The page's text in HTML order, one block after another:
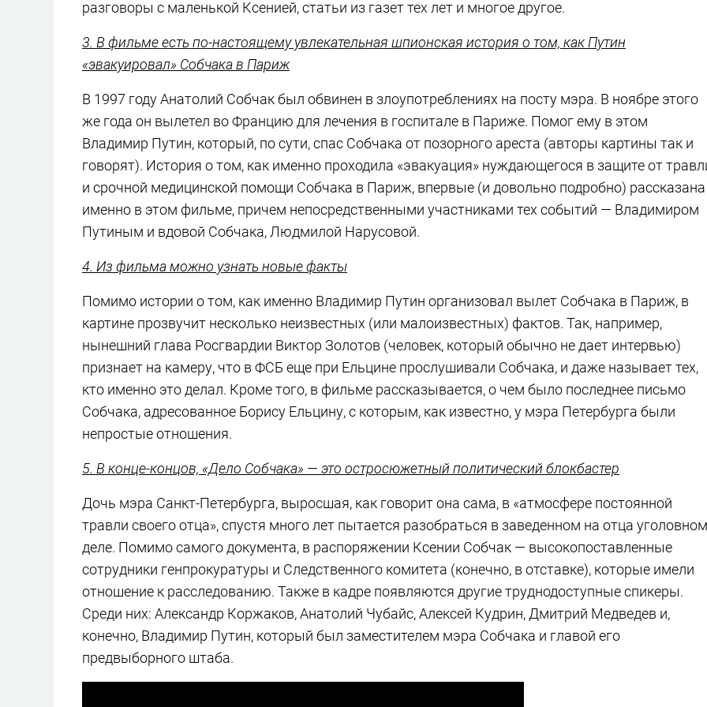
разговоры с маленькой Ксенией, статьи из газет тех лет и многое другое.
3. В фильме есть по-настоящему увлекательная шпионская история о том, как Путин
«эвакуировал» Собчака в Париж
В 1997 году Анатолий Собчак был обвинен в злоупотреблениях на посту мэра. В ноябре этого
же года он вылетел во Францию для лечения в госпитале в Париже. Помог ему в этом
Владимир Путин, который, по сути, спас Собчака от позорного ареста (авторы картины так и
говорят). История о том, как именно проходила «эвакуация» нуждающегося в защите от
и срочной медицинской помощи Собчака в Париж, впервые (и довольно подробно) рассказана
именно в этом фильме, причем непосредственными участниками тех событий — Владимиром
Путиным и вдовой Собчака, Людмилой Нарусовой.
4. Из фильма можно узнать новые факты
Помимо истории о том, как именно Владимир Путин организовал вылет Собчака в Париж, в
картине прозвучит несколько неизвестных (или малоизвестных) фактов. Так, например,
нынешний глава Росгвардии Виктор Золотов (человек, который обычно не дает интервью)
признает на камеру, что в ФСБ еще при Ельцине прослушивали Собчака, и даже называет тех,
кто именно это делал. Кроме того, в фильме рассказывается, о чем было последнее письмо
Собчака, адресованное Борису Ельцину, с которым, как известно, у мэра Петербурга были
непростые отношения.
5. В конце-концов, «Дело Собчака» — это остросюжетный политический блокбастер
Дочь мэра Санкт-Петербурга, выросшая, как говорит она сама, в «атмосфере постоянной
травли своего отца», спустя много лет пытается разобраться в заведенном на отца уголовном
деле. Помимо самого документа, в распоряжении Ксении Собчак — высокопоставленные
сотрудники генпрокуратуры и Следственного комитета (конечно, в отставке), которые имели
отношение к расследованию. Также в кадре появляются другие труднодоступные спикеры.
Среди них: Александр Коржаков, Анатолий Чубайс, Алексей Кудрин, Дмитрий Медведев и,
конечно, Владимир Путин, который был заместителем мэра Собчака и главой его
предвыборного штаба.